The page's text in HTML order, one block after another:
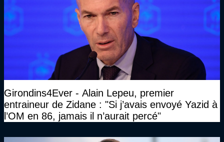
Girondins4Ever - Alain Lepeu, premier
entraineur de Zidane : "Si j’avais envoyé Yazid à
l’OM en 86, jamais il n’aurait percé"